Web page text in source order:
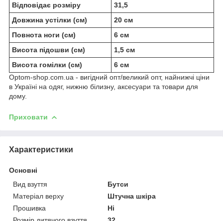
Відповідає розміру
31,5
Довжина устілки (см)
20 см
Повнота ноги (см)
6 см
Висота підошви (см)
1,5 см
Висота гомілки (см)
6 см
Optom-shop.com.ua - вигідний опт/великий опт, найнижчі ціни
в Україні на одяг, нижню білизну, аксесуари та товари для
дому.
Приховати
Характеристики
Основні
Вид взуття
Бутси
Матеріал верху
Штучна шкіра
Прошивка
Ні